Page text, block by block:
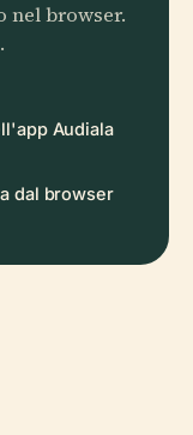
nel browser.
Audiala
dal browser